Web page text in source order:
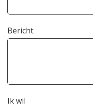
Bericht
Ik wil